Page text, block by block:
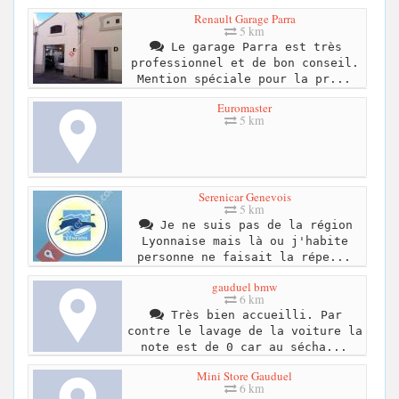
Renault Garage Parra
5 km
Le garage Parra est très
professionnel et de bon conseil.
Mention spéciale pour la pr...
Euromaster
5 km
Serenicar Genevois
5 km
Je ne suis pas de la région
Lyonnaise mais là ou j'habite
personne ne faisait la répe...
gauduel bmw
6 km
Très bien accueilli. Par
contre le lavage de la voiture la
note est de 0 car au sécha...
Mini Store Gauduel
6 km